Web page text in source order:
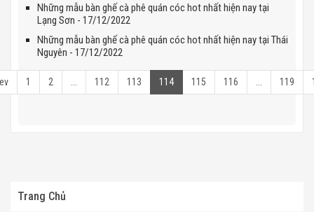
Những mẫu bàn ghế cà phê quán cóc hot nhất hiện nay tại
Lạng Sơn - 17/12/2022
Những mẫu bàn ghế cà phê quán cóc hot nhất hiện nay tại Thái
Nguyên - 17/12/2022
1 2 112 113 114 115 116 119
Trang Chủ